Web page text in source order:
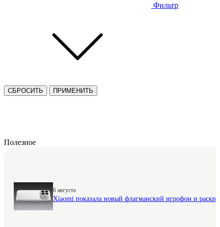
Фильтр
СБРОСИТЬ ПРИМЕНИТЬ
Полезное
6 августа
Xiaomi показала новый флагманский игрофон и